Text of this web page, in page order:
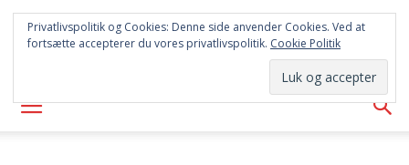
SYD
AVISEN
Privatlivspolitik og Cookies: Denne side anvender Cookies. Ved at
fortsætte accepterer du vores privatlivspolitik. Cookie Politik